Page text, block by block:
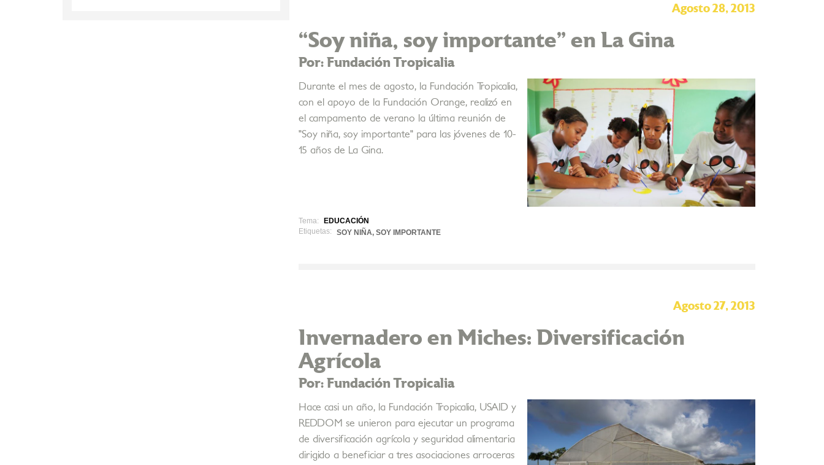
Agosto 28, 2013
“Soy niña, soy importante” en La Gina
Por: Fundación Tropicalia
Durante el mes de agosto, la Fundación Tropicalia,
con el apoyo de la Fundación Orange, realizó en
el campamento de verano la última reunión de
"Soy niña, soy importante" para las jóvenes de 10-
15 años de La Gina.
Tema:
EDUCACIÓN
Etiquetas:
SOY NIÑA, SOY IMPORTANTE
Agosto 27, 2013
Invernadero en Miches: Diversificación
Agrícola
Por: Fundación Tropicalia
Hace casi un año, la Fundación Tropicalia, USAID y
REDDOM se unieron para ejecutar un programa
de diversificación agrícola y seguridad alimentaria
dirigido a beneficiar a tres asociaciones arroceras